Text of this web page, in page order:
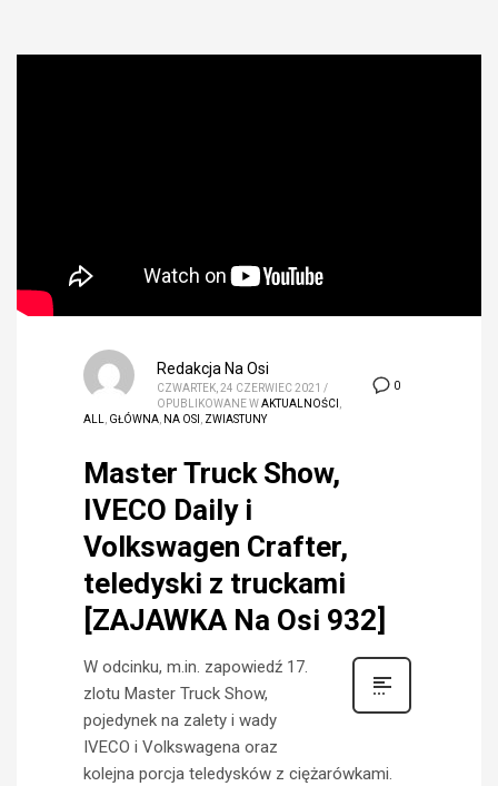
0
Redakcja Na Osi
CZWARTEK, 24 CZERWIEC 2021 /
OPUBLIKOWANE WAKTUALNOŚCI
ALL
GŁÓWNA NA OSI ZWIASTUNY
Master Truck Show,
IVECO Daily i
Volkswagen Crafter,
teledyski z truckami
[ZAJAWKA Na Osi 932]
W odcinku, m.in. zapowiedź 17.
zlotu Master Truck Show,
pojedynek na zalety i wady
IVECO i Volkswagena oraz
kolejna porcja teledysków z ciężarówkami.